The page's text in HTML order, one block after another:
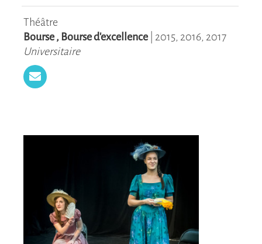
Théâtre
Bourse , Bourse d'excellence 2015, 2016, 2017
Universitaire